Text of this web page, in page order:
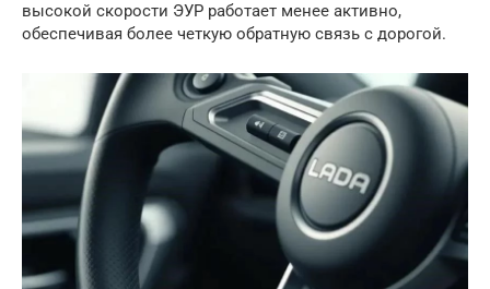
высокой скорости ЭУР работает менее активно,
обеспечивая более четкую обратную связь с дорогой.